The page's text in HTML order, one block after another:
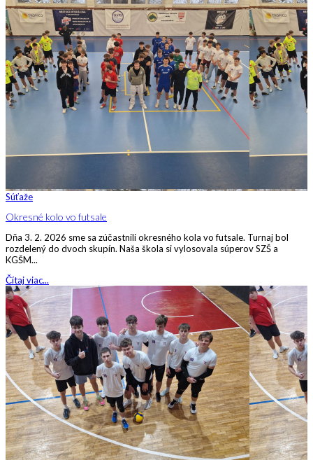
Súťaže
Okresné kolo vo futsale
Dňa 3. 2. 2026 sme sa zúčastnili okresného kola vo futsale. Turnaj bol
rozdelený do dvoch skupín. Naša škola si vylosovala súperov SZŠ a
KGŠM...
Čítaj viac...